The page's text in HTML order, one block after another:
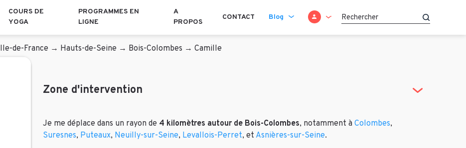
COURS DE
YOGA
PROGRAMMES EN
LIGNE
A
PROPOS
CONTACT Blog SE CONNECTER
Ile-de-France → Hauts-de-Seine → Bois-Colombes → Camille
Zone d'intervention
Je me déplace dans un rayon de 4 kilomètres autour de Bois-Colombes, notamment à Colombes,
Suresnes, Puteaux, Neuilly-sur-Seine, Levallois-Perret, et Asnières-sur-Seine.